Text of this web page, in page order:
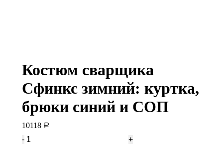
Костюм сварщика
Сфинкс зимний: куртка,
брюки синий и СОП
10118 Р
Количество